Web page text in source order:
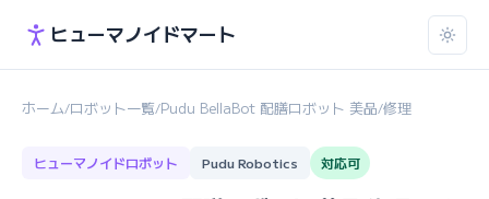
ヒューマノイドマート
ホーム/ロボット一覧/Pudu BellaBot 配膳ロボット 美品/修理
ヒューマノイドロボット Pudu Robotics 対応可